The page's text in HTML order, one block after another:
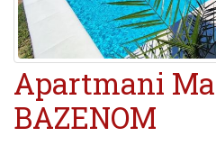
Apartmani
BAZENOM